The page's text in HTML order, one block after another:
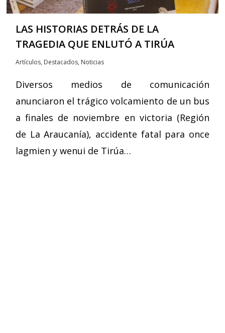
LAS HISTORIAS DETRÁS DE LA
TRAGEDIA QUE ENLUTÓ A TIRÚA
Artículos, Destacados, Noticias
Diversos medios de comunicación
anunciaron el trágico volcamiento de un bus
a finales de noviembre en victoria (Región
de La Araucanía), accidente fatal para once
lagmien y wenui de Tirúa…